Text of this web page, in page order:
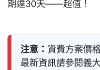
期達30天——超值！
注意： 資費方案價
最新資訊請參閱義